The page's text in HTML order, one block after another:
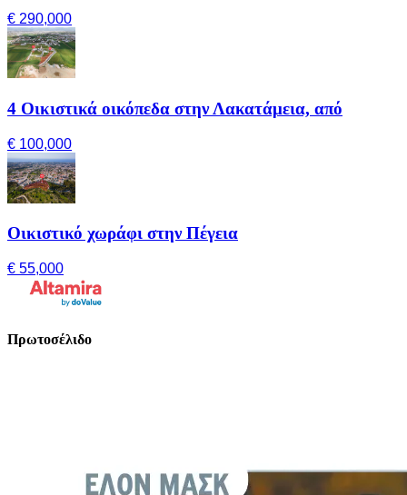
€ 290,000
4 Οικιστικά οικόπεδα στην Λακατάμεια, από
€ 100,000
Οικιστικό χωράφι στην Πέγεια
€ 55,000
Πρωτοσέλιδο